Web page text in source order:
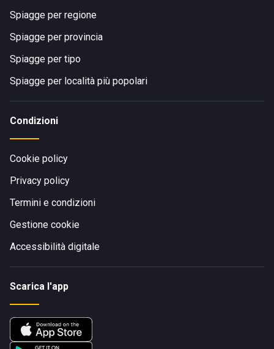
Spiagge per regione
Spiagge per provincia
Spiagge per tipo
Spiagge per località più popolari
Condizioni
Cookie policy
Privacy policy
Termini e condizioni
Gestione cookie
Accessibilità digitale
Scarica l'app